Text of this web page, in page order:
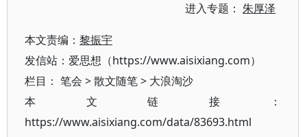
进入专题：朱厚泽
本文责编： 黎振宇
发信站：爱思想（https://www.aisixiang.com）
栏目： 笔会 >散文随笔> 大浪淘沙
本文链接：
https://www.aisixiang.com/data/83693.html